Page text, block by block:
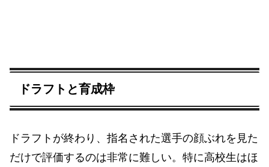
ドラフトと育成枠
ドラフトが終わり、指名された選手の顔ぶれを見た
だけで評価するのは非常に難しい。特に高校生はほ